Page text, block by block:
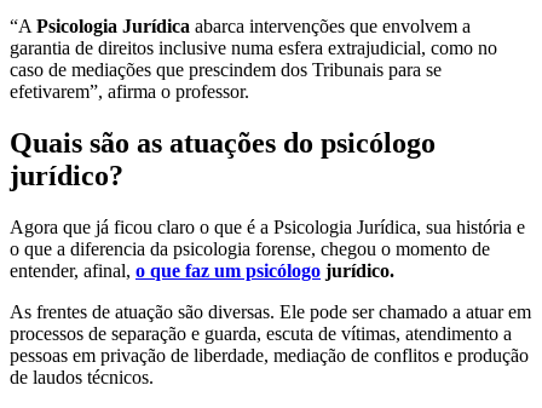
“A Psicologia Jurídica abarca intervenções que envolvem a
garantia de direitos inclusive numa esfera extrajudicial, como no
caso de mediações que prescindem dos Tribunais para se
efetivarem”, afirma o professor.
Quais são as atuações do psicólogo
jurídico?
Agora que já ficou claro o que é a Psicologia Jurídica, sua história e
o que a diferencia da psicologia forense, chegou o momento de
entender, afinal, o que faz um psicólogo jurídico.
As frentes de atuação são diversas. Ele pode ser chamado a atuar em
processos de separação e guarda, escuta de vítimas, atendimento a
pessoas em privação de liberdade, mediação de conflitos e produção
de laudos técnicos.